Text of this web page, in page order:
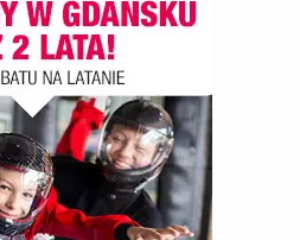
weekend we dwoje
wesołe miasteczka
szkolenie
zielone szkoły
mini zoo
zorbing